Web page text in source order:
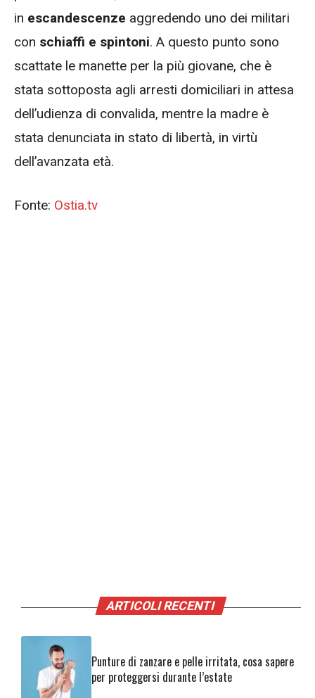
in escandescenze aggredendo uno dei militari
con schiaffi e spintoni. A questo punto sono
scattate le manette per la più giovane, che è
stata sottoposta agli arresti domiciliari in attesa
dell’udienza di convalida, mentre la madre è
stata denunciata in stato di libertà, in virtù
dell’avanzata età.
Fonte: Ostia.tv
ARTICOLI RECENTI
Punture di zanzare e pelle irritata, cosa sapere
per proteggersi durante l’estate